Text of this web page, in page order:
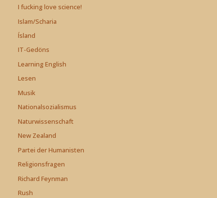
I fucking love science!
Islam/Scharia
Ísland
IT-Gedöns
Learning English
Lesen
Musik
Nationalsozialismus
Naturwissenschaft
New Zealand
Partei der Humanisten
Religionsfragen
Richard Feynman
Rush